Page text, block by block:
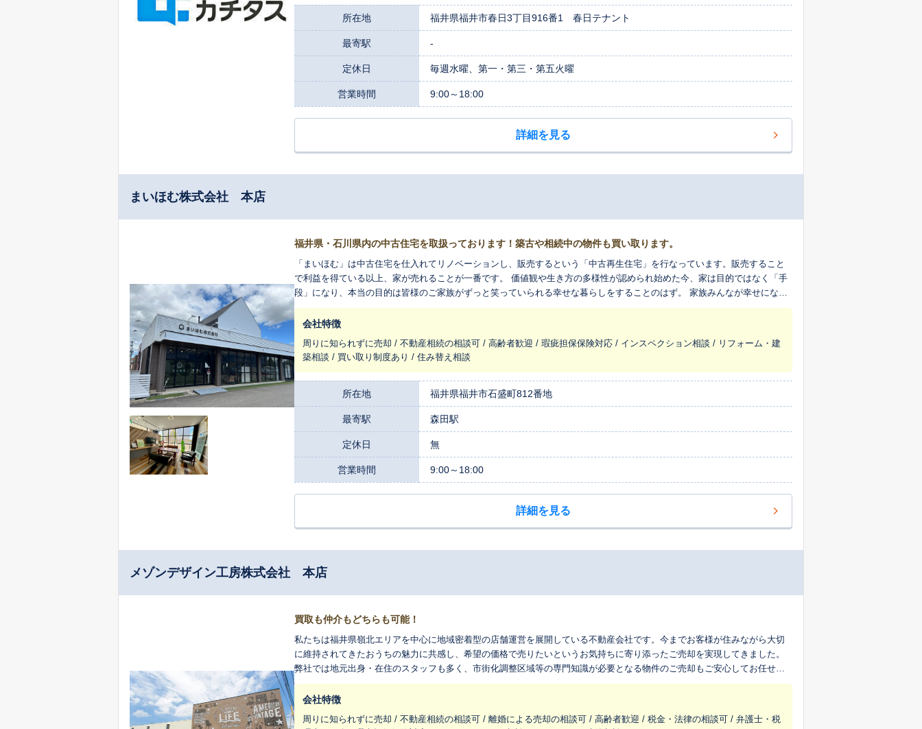
所在地 福井県福井市春日3丁目916番1 春日テナント
最寄駅 -
定休日 毎週水曜、第一・第三・第五火曜
営業時間 9:00～18:00
詳細を見る
まいほむ株式会社 本店
福井県・石川県内の中古住宅を取扱っております！築古や相続中の物件も買い取ります。
「まいほむ」は中古住宅を仕入れてリノベーションし、販売するという「中古再生住宅」を行なっています。販売すること
で利益を得ている以上、家が売れることが一番です。 価値観や生き方の多様性が認められ始めた今、家は目的ではなく「手
段」になり、本当の目的は皆様のご家族がずっと笑っていられる幸せな暮らしをすることのはず。 家族みんなが幸せになり
続けるためのサービスを提供しているのが「まいほむ」なのです。
会社特徴
周りに知られずに売却 / 不動産相続の相談可 / 高齢者歓迎 / 瑕疵担保保険対応 / インスペクション相談 / リフォーム・建
築相談 / 買い取り制度あり / 住み替え相談
所在地 福井県福井市石盛町812番地
最寄駅 森田駅
定休日 無
営業時間 9:00～18:00
詳細を見る
メゾンデザイン工房株式会社 本店
買取も仲介もどちらも可能！
私たちは福井県嶺北エリアを中心に地域密着型の店舗運営を展開している不動産会社です。今までお客様が住みながら大切
に維持されてきたおうちの魅力に共感し、希望の価格で売りたいというお気持ちに寄り添ったご売却を実現してきました。
弊社では地元出身・在住のスタッフも多く、市街化調整区域等の専門知識が必要となる物件のご売却もご安心してお任せく
ださい。
会社特徴
周りに知られずに売却 / 不動産相続の相談可 / 離婚による売却の相談可 / 高齢者歓迎 / 税金・法律の相談可 / 弁護士・税